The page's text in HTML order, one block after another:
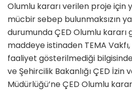
Olumlu kararı verilen proje için
mücbir sebep bulunmaksızın
durumunda ÇED Olumlu kararı
maddeye istinaden TEMA
faaliyet gösterilmediği
ve Şehircilik Bakanlığı ÇED
Müdürlüğü’ne ÇED Olumlu